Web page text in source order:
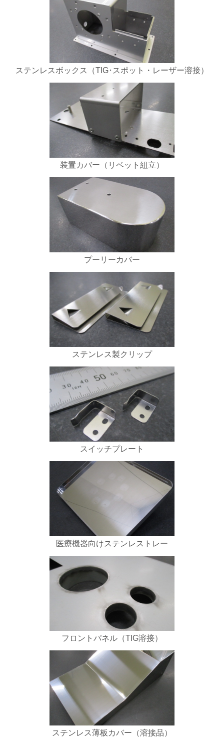
ステンレスボックス（TIG･スポット・レーザー溶接）
装置カバー（リベット組立）
プーリーカバー
ステンレス製クリップ
スイッチプレート
医療機器向けステンレストレー
フロントパネル（TIG溶接）
ステンレス薄板カバー（溶接品）